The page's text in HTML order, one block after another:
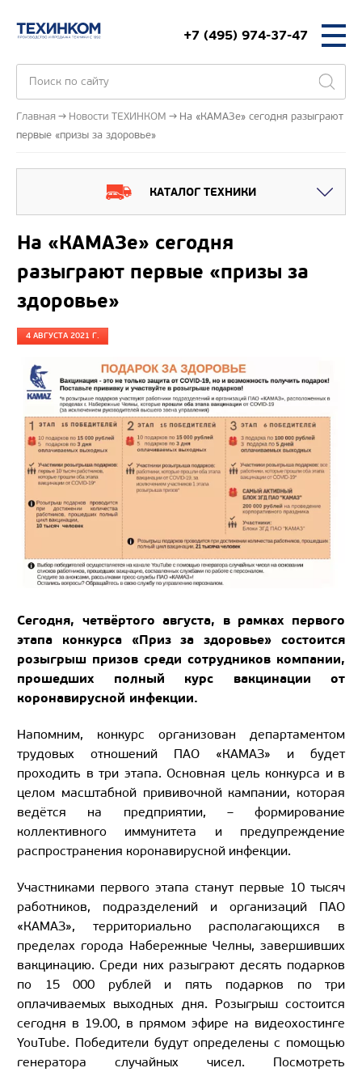
+7 (495) 974-37-47
Главная Новости ТЕХИНКОМ
На «КАМАЗе» сегодня разыграют
первые «призы за здоровье»
КАТАЛОГ ТЕХНИКИ
На «КАМАЗе» сегодня
разыграют первые «призы за
здоровье»
4 АВГУСТА 2021 Г.
Сегодня, четвёртого августа, в рамках первого
этапа конкурса «Приз за здоровье» состоится
розыгрыш призов среди сотрудников компании,
прошедших полный курс вакцинации от
коронавирусной инфекции.
Напомним, конкурс организован департаментом
трудовых отношений ПАО «КАМАЗ» и будет
проходить в три этапа. Основная цель конкурса и в
целом масштабной прививочной кампании, которая
ведётся на предприятии, – формирование
коллективного иммунитета и предупреждение
распространения коронавирусной инфекции.
Участниками первого этапа станут первые 10 тысяч
работников, подразделений и организаций ПАО
«КАМАЗ», территориально располагающихся в
пределах города Набережные Челны, завершивших
вакцинацию. Среди них разыграют десять подарков
по 15 000 рублей и пять подарков по три
оплачиваемых выходных дня. Розыгрыш состоится
сегодня в 19.00, в прямом эфире на видеохостинге
YouTube. Победители будут определены с помощью
генератора случайных чисел. Посмотреть